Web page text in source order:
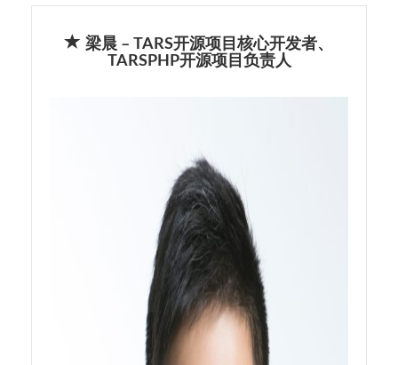
梁晨 – TARS开源项目核心开发者、
TARSPHP开源项目负责人